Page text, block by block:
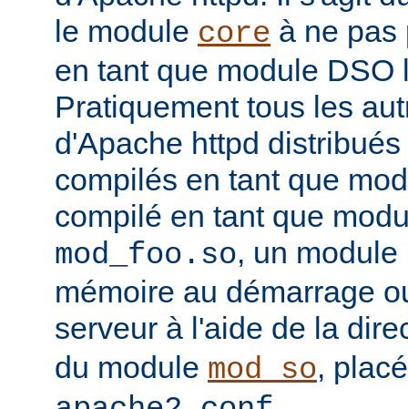
le module core à ne pas
en tant que module DSO
Pratiquement tous les
d'Apache httpd
compilés en tant que
compilé en tant que
mod_foo.so, un
mémoire au démarrage
serveur à l'aide de la
du module mod_so,